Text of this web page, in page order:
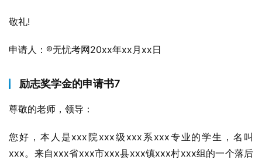
敬礼!
申请人：®无忧考网20xx年xx月xx日
励志奖学金的申请书7
尊敬的老师，领导：
您好，本人是xxx院xxx级xxx系xxx专业的学生，名叫
xxx。来自xxx省xxx市xxx县xxx镇xxx村xxx组的一个落后